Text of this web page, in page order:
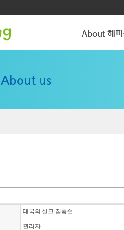
About 해피
About us
태국의 실크 짐톰슨....
관리자